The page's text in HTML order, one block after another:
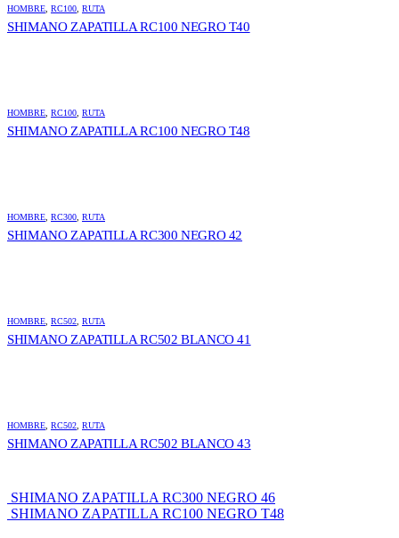
HOMBRE RC100 RUTA
SHIMANO ZAPATILLA RC100 NEGRO T40
HOMBRE RC100 RUTA
SHIMANO ZAPATILLA RC100 NEGRO T48
HOMBRE RC300 RUTA
SHIMANO ZAPATILLA RC300 NEGRO 42
HOMBRE RC502 RUTA
SHIMANO ZAPATILLA RC502 BLANCO 41
HOMBRE RC502 RUTA
SHIMANO ZAPATILLA RC502 BLANCO 43
SHIMANO ZAPATILLA RC300 NEGRO 46
SHIMANO ZAPATILLA RC100 NEGRO T48